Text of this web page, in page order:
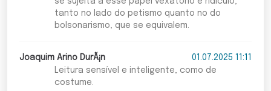
tanto no lado do petismo quanto no do
bolsonarismo, que se equivalem.
Joaquim Arino DurÃ¡n
01.07.2025 11:11
Leitura sensível e inteligente, como de
costume.